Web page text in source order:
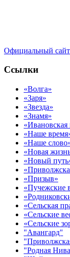
Официальный сайт
Ссылки
«Волга»
«Заря»
«Звезда»
«Знамя»
«Ивановская
«Наше
«Наше
«Новая
«Новый
«Призыв»
«Пучежские
«Сельская
«Сельские
«Сельские
"Авангард"
"Родная